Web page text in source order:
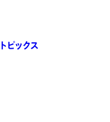
ピックス